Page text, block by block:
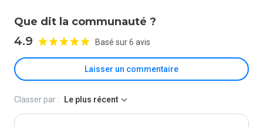
Que dit la communauté ?
4.9 Basé sur 6 avis
Laisser un commentaire
Classer par : Le plus récent